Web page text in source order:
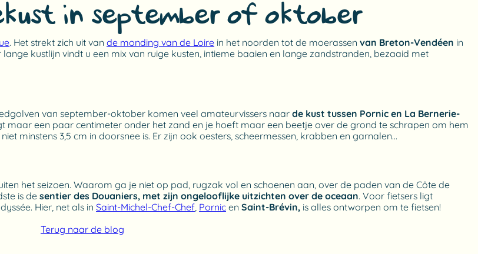
in september of oktober?
. Het strekt zich uit van de monding van de Loire in het noorden tot de moerassen van Breton-Vendéen in
kustlijn vindt u een mix van ruige kusten, intieme baaien en lange zandstranden, bezaaid met
van september-oktober komen veel amateurvissers naar de kust tussen Pornic en La Bernerie-
maar een paar centimeter onder het zand en je hoeft maar een beetje over de grond te schrapen om hem
minstens 3,5 cm in doorsnee is. Er zijn ook oesters, scheermessen, krabben en garnalen…
het seizoen. Waarom ga je niet op pad, rugzak vol en schoenen aan, over de paden van de Côte de
is de sentier des Douaniers, met zijn ongelooflijke uitzichten over de oceaan. Voor fietsers ligt
Hier, net als in Saint-Michel-Chef-Chef Pornic en Saint-Brévin, is alles ontworpen om te fietsen!
Terug naar de blog